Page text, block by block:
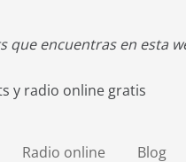
que encuentras en esta
y radio online gratis
Radio online Blog